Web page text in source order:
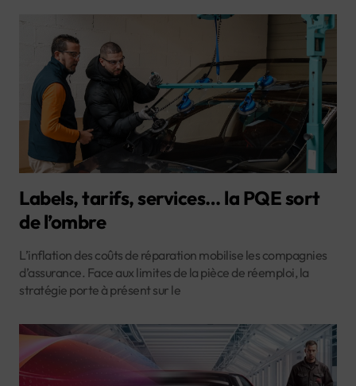
Labels, tarifs, services… la PQE sort
de l’ombre
L’inflation des coûts de réparation mobilise les compagnies
d’assurance. Face aux limites de la pièce de réemploi, la
stratégie porte à présent sur le